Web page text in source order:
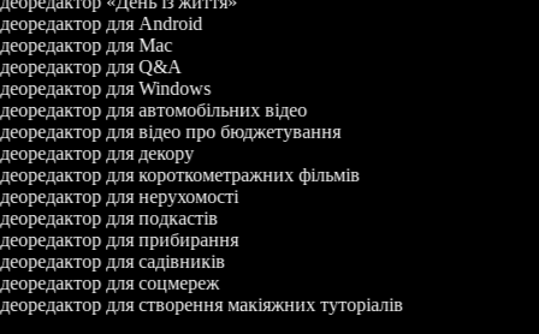
для Android
для Mac
для Q&A
для Windows
для автомобільних відео
для відео про бюджетування
для декору
для короткометражних фільмів
для нерухомості
для подкастів
для прибирання
для садівників
для соцмереж
для створення макіяжних туторіалів